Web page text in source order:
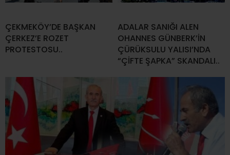
ÇEKMEKÖY’DE BAŞKAN
ÇERKEZ’E ROZET
PROTESTOSU..
ADALAR SANIĞI ALEN
OHANNES GÜNBERK’İN
ÇÜRÜKSULU YALISI’NDA
“ÇİFTE ŞAPKA” SKANDALI..